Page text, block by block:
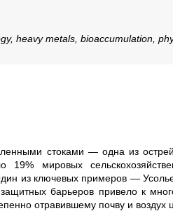
heavy metals, bioaccumulation,
стоками — одна из
мировых
из ключевых примеров —
барьеров привело к
отравившему почву и воздух